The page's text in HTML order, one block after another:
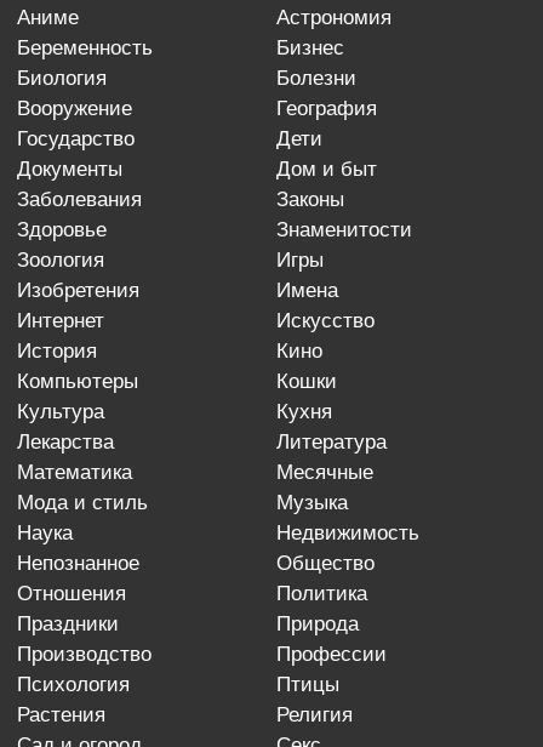
аниме
астрономия
беременность
бизнес
биология
болезни
вооружение
география
государство
дети
документы
дом и быт
заболевания
законы
здоровье
знаменитости
зоология
игры
изобретения
имена
интернет
искусство
история
кино
компьютеры
кошки
культура
кухня
лекарства
литература
математика
месячные
мода и стиль
музыка
наука
недвижимость
непознанное
общество
отношения
политика
праздники
природа
производство
профессии
психология
птицы
растения
религия